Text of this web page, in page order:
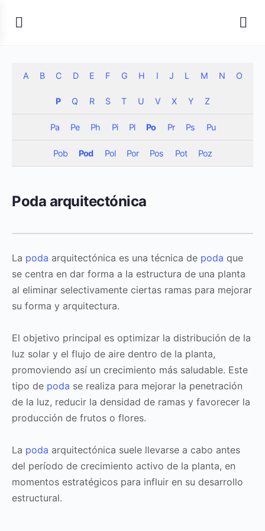
A B C D E F G H I J L M N O
P Q R S T U V X Y Z
Pa Pe Ph Pi Pl Po Pr Ps Pu
Pob Pod Pol Por Pos Pot Poz
Poda arquitectónica
La poda arquitectónica es una técnica de poda que
se centra en dar forma a la estructura de una planta
al eliminar selectivamente ciertas ramas para mejorar
su forma y arquitectura.
El objetivo principal es optimizar la distribución de la
luz solar y el flujo de aire dentro de la planta,
promoviendo así un crecimiento más saludable. Este
tipo de poda se realiza para mejorar la penetración
de la luz, reducir la densidad de ramas y favorecer la
producción de frutos o flores.
La poda arquitectónica suele llevarse a cabo antes
del período de crecimiento activo de la planta, en
momentos estratégicos para influir en su desarrollo
estructural.